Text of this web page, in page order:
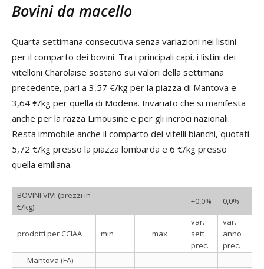
Bovini da macello
Quarta settimana consecutiva senza variazioni nei listini
per il comparto dei bovini. Tra i principali capi, i listini dei
vitelloni Charolaise sostano sui valori della settimana
precedente, pari a 3,57 €/kg per la piazza di Mantova e
3,64 €/kg per quella di Modena. Invariato che si manifesta
anche per la razza Limousine e per gli incroci nazionali.
Resta immobile anche il comparto dei vitelli bianchi, quotati
5,72 €/kg presso la piazza lombarda e 6 €/kg presso
quella emiliana.
BOVINI VIVI (prezzi in
€/kg)
+0,0% 0,0%
prodotti per CCIAA min max
var.
sett
prec.
var.
anno
prec.
Mantova (FA)